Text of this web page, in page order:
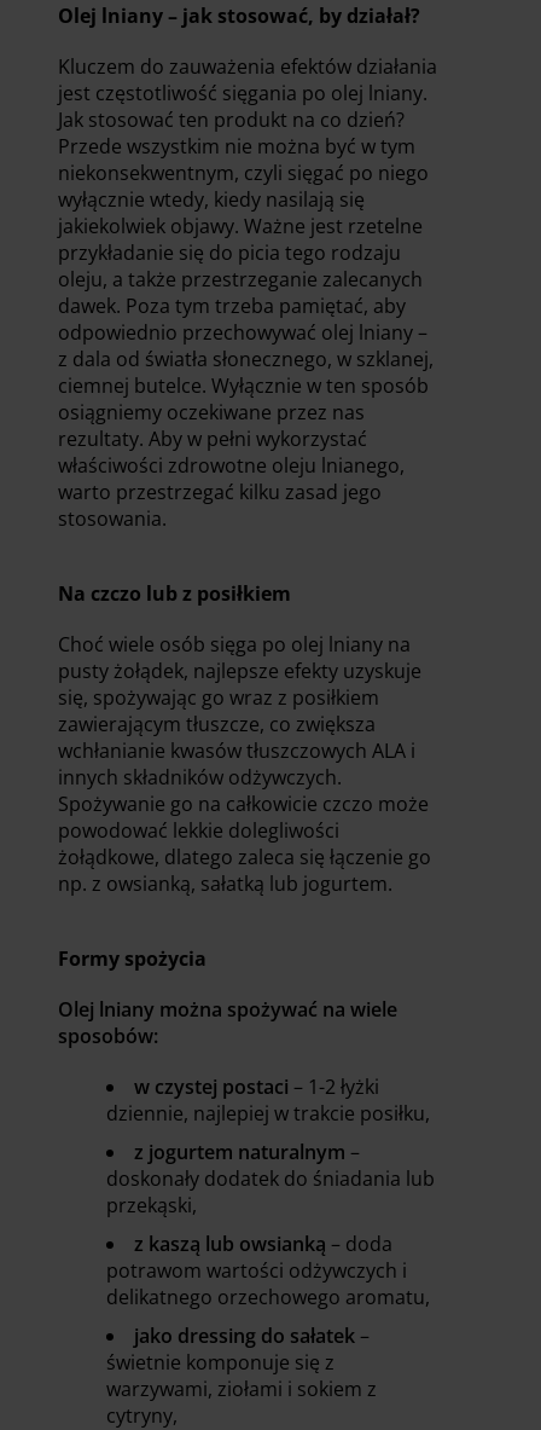
Olej lniany – jak stosować, by działał?
Kluczem do zauważenia efektów działania
jest częstotliwość sięgania po olej lniany.
Jak stosować ten produkt na co dzień?
Przede wszystkim nie można być w tym
niekonsekwentnym, czyli sięgać po niego
wyłącznie wtedy, kiedy nasilają się
jakiekolwiek objawy. Ważne jest rzetelne
przykładanie się do picia tego rodzaju
oleju, a także przestrzeganie zalecanych
dawek. Poza tym trzeba pamiętać, aby
odpowiednio przechowywać olej lniany –
z dala od światła słonecznego, w szklanej,
ciemnej butelce. Wyłącznie w ten sposób
osiągniemy oczekiwane przez nas
rezultaty. Aby w pełni wykorzystać
właściwości zdrowotne oleju lnianego,
warto przestrzegać kilku zasad jego
stosowania.
Na czczo lub z posiłkiem
Choć wiele osób sięga po olej lniany na
pusty żołądek, najlepsze efekty uzyskuje
się, spożywając go wraz z posiłkiem
zawierającym tłuszcze, co zwiększa
wchłanianie kwasów tłuszczowych ALA i
innych składników odżywczych.
Spożywanie go na całkowicie czczo może
powodować lekkie dolegliwości
żołądkowe, dlatego zaleca się łączenie go
np. z owsianką, sałatką lub jogurtem.
Formy spożycia
Olej lniany można spożywać na wiele
sposobów:
w czystej postaci – 1-2 łyżki
dziennie, najlepiej w trakcie posiłku,
z jogurtem naturalnym –
doskonały dodatek do śniadania lub
przekąski,
z kaszą lub owsianką – doda
potrawom wartości odżywczych i
delikatnego orzechowego aromatu,
jako dressing do sałatek –
świetnie komponuje się z
warzywami, ziołami i sokiem z
cytryny,